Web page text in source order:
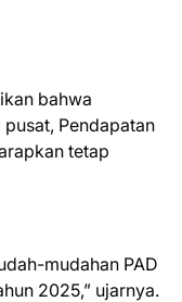
bahwa
Pendapatan
tetap
mudahan PAD
2025,” ujarnya.